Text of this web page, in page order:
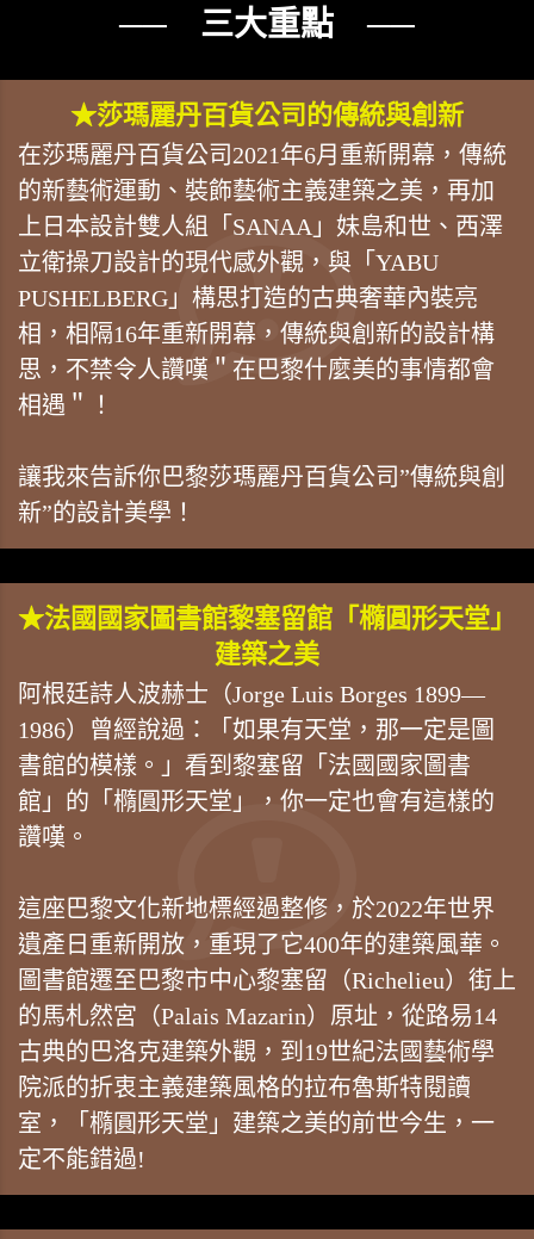
── 三大重點 ──
★莎瑪麗丹百貨公司的傳統與創新
在莎瑪麗丹百貨公司2021年6月重新開幕，傳統
的新藝術運動、裝飾藝術主義建築之美，再加
上日本設計雙人組「SANAA」妹島和世、西澤
立衛操刀設計的現代感外觀，與「YABU
PUSHELBERG」構思打造的古典奢華內裝亮
相，相隔16年重新開幕，傳統與創新的設計構
思，不禁令人讚嘆＂在巴黎什麼美的事情都會
相遇＂！
讓我來告訴你巴黎莎瑪麗丹百貨公司”傳統與創
新”的設計美學！
★法國國家圖書館黎塞留館「橢圓形天堂」
建築之美
阿根廷詩人波赫士（Jorge Luis Borges 1899—
1986）曾經說過：「如果有天堂，那一定是圖
書館的模樣。」看到黎塞留「法國國家圖書
館」的「橢圓形天堂」，你一定也會有這樣的
讚嘆。
這座巴黎文化新地標經過整修，於2022年世界
遺產日重新開放，重現了它400年的建築風華。
圖書館遷至巴黎市中心黎塞留（Richelieu）街上
的馬札然宮（Palais Mazarin）原址，從路易14
古典的巴洛克建築外觀，到19世紀法國藝術學
院派的折衷主義建築風格的拉布魯斯特閱讀
室，「橢圓形天堂」建築之美的前世今生，一
定不能錯過!